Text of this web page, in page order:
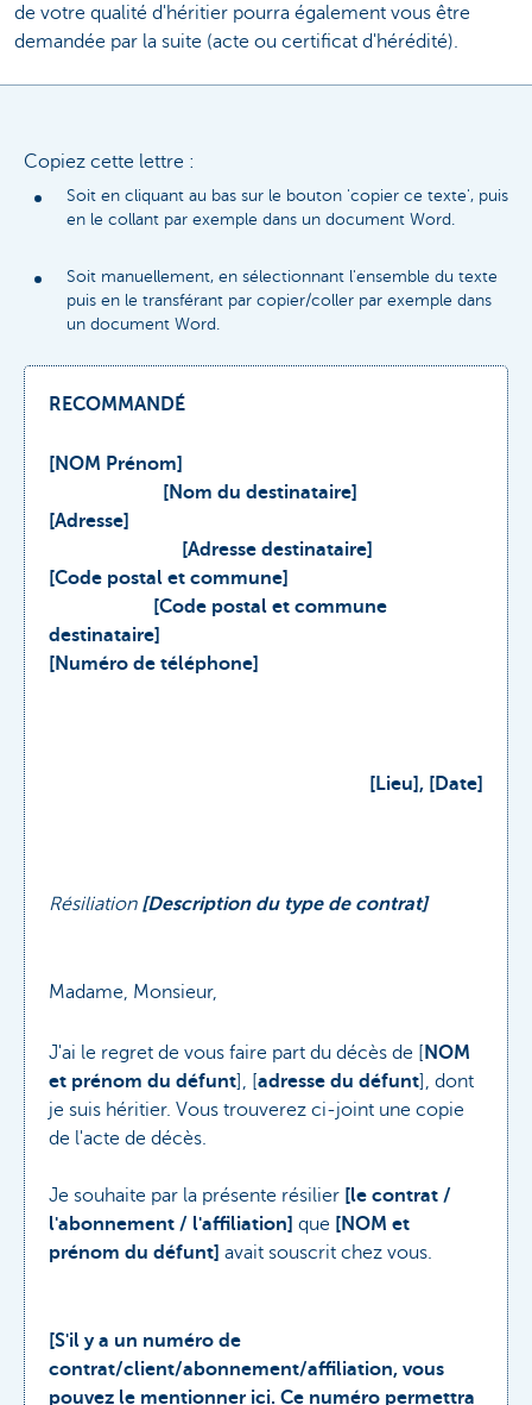
de votre qualité d'héritier pourra également vous être
demandée par la suite (acte ou certificat d'hérédité).
Copiez cette lettre :
Soit en cliquant au bas sur le bouton 'copier ce texte', puis
en le collant par exemple dans un document Word.
Soit manuellement, en sélectionnant l'ensemble du texte
puis en le transférant par copier/coller par exemple dans
un document Word.
RECOMMANDÉ
[NOM Prénom]
[Nom du destinataire]
[Adresse]
[Adresse destinataire]
[Code postal et commune]
[Code postal et commune
destinataire]
[Numéro de téléphone]
[Lieu], [Date]
Résiliation [Description du type de contrat]
Madame, Monsieur,
J'ai le regret de vous faire part du décès de [ NOM
et prénom du défunt], [adresse du défunt], dont
je suis héritier. Vous trouverez ci-joint une copie
de l'acte de décès.
Je souhaite par la présente résilier [le contrat /
l'abonnement / l'affiliation] que [NOM et
prénom du défunt] avait souscrit chez vous.
[S'il y a un numéro de
contrat/client/abonnement/affiliation, vous
pouvez le mentionner ici. Ce numéro permettra